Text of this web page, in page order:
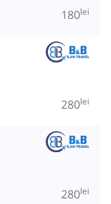
180lei
280lei
280lei